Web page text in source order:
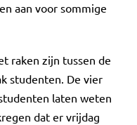
aan voor sommige
raken zijn tussen de
studenten. De vier
laten weten
dat er vrijdag